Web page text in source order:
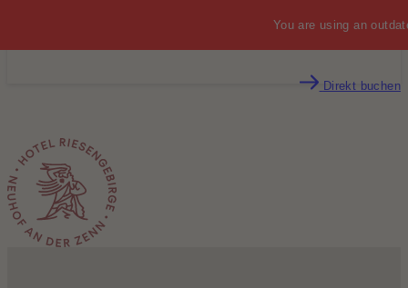
MENÜ
Direkt buchen
You are using an